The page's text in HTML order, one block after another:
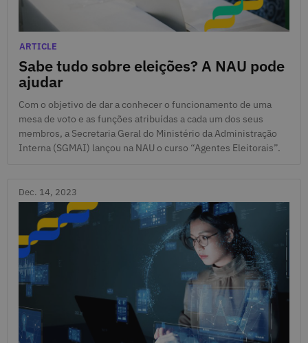
Sabe tudo sobre eleições? A NAU pode
ajudar
Dec. 18, 2023
Categories
ARTICLE
Com o objetivo de dar a conhecer o funcionamento de uma
mesa de voto e as funções atribuídas a cada um dos seus
membros, a Secretaria Geral do Ministério da Administração
Interna (SGMAI) lançou na NAU o curso “Agentes Eleitorais”.
Dec. 14, 2023